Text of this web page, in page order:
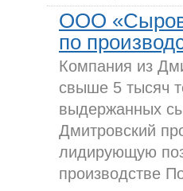
ООО
по
Компания из
свыше 5 тысяч
выдержанных
Дмитровский
лидирующую
производстве